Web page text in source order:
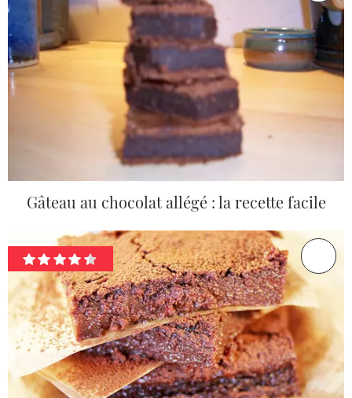
Gâteau au chocolat allégé : la recette facile